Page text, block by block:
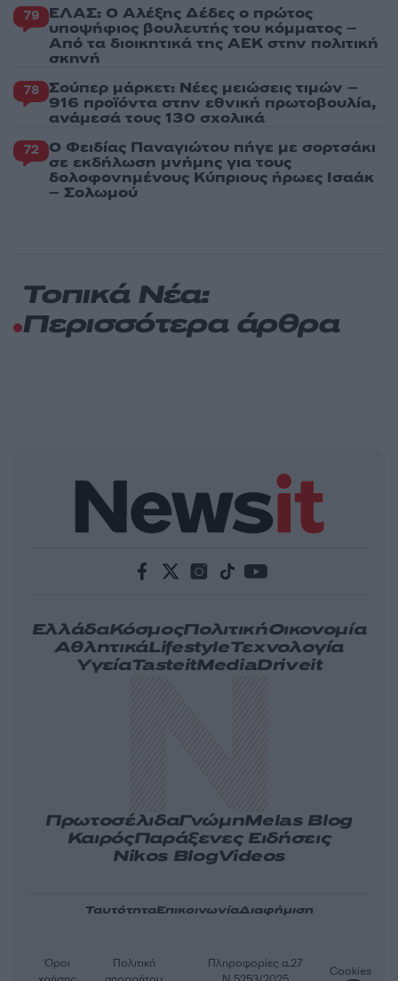
79 ΕΛΑΣ: Ο Αλέξης Δέδες ο πρώτος
υποψήφιος βουλευτής του κόμματος –
Από τα διοικητικά της ΑΕΚ στην πολιτική
σκηνή
78 Σούπερ μάρκετ: Νέες μειώσεις τιμών –
916 προϊόντα στην εθνική πρωτοβουλία,
ανάμεσά τους 130 σχολικά
72 Ο Φειδίας Παναγιώτου πήγε με σορτσάκι
σε εκδήλωση μνήμης για τους
δολοφονημένους Κύπριους ήρωες Ισαάκ
– Σολωμού
Τοπικά Νέα:
Περισσότερα άρθρα
ΕλλάδαΚόσμοςΠολιτικήΟικονομία
ΑθλητικάLifestyleΤεχνολογία
ΥγείαTasteitMediaDriveit
ΠρωτοσέλιδαΓνώμηMelas Blog
ΚαιρόςΠαράξενες Ειδήσεις
Nikos BlogVideos
ΤαυτότηταΕπικοινωνίαΔιαφήμιση
Όροι
Πολιτική
Πληροφορίες α.27
Cookies